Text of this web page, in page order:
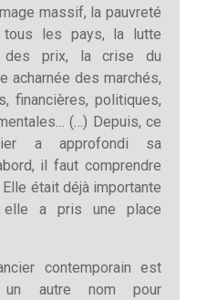
massif, la pauvreté
les pays, la lutte
des prix, la crise du
acharnée des marchés,
financières, politiques,
(…) Depuis, ce
a approfondi sa
il faut comprendre
était déjà importante
elle a pris une place
contemporain est
un autre nom pour